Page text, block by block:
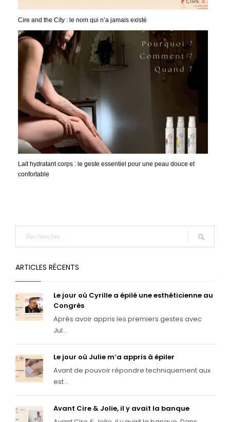
Cire and the City : le nom qui n’a jamais existé
Lait hydratant corps : le geste essentiel pour une peau douce et
confortable
ARTICLES RÉCENTS
Le jour où Cyrille a épilé une esthéticienne au
Congrès
Après avoir appris les premiers gestes avec
Jul...
Le jour où Julie m’a appris à épiler
Avant de pouvoir répondre techniquement aux
est...
Avant Cire & Jolie, il y avait la banque